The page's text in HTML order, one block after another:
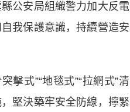
公安局組織警力加大反電
我保護意識，持續營造安
式”“地毯式”“拉網式”清
堅決築牢安全防線，擰緊